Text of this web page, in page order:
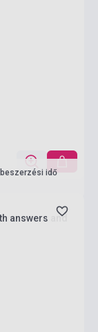
idő
answers and